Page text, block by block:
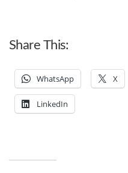
Share This:
WhatsApp X
LinkedIn